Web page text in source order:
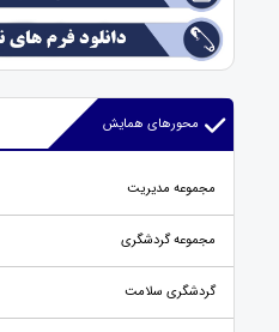
محورهای همایش
مجموعه مدیریت
مجموعه گردشگری
گردشگری سلامت